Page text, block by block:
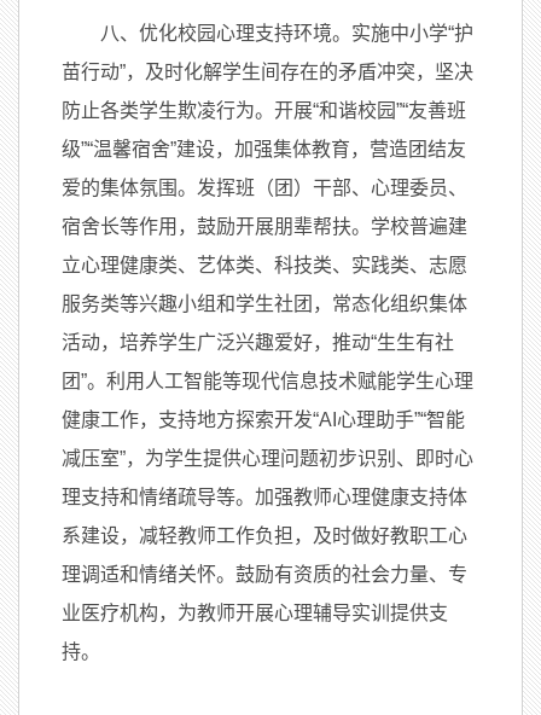
八、优化校园心理支持环境。实施中小学“护
苗行动”，及时化解学生间存在的矛盾冲突，坚决
防止各类学生欺凌行为。开展“和谐校园”“友善班
级”“温馨宿舍”建设，加强集体教育，营造团结友
爱的集体氛围。发挥班（团）干部、心理委员、
宿舍长等作用，鼓励开展朋辈帮扶。学校普遍建
立心理健康类、艺体类、科技类、实践类、志愿
服务类等兴趣小组和学生社团，常态化组织集体
活动，培养学生广泛兴趣爱好，推动“生生有社
团”。利用人工智能等现代信息技术赋能学生心理
健康工作，支持地方探索开发“AI心理助手”“智能
减压室”，为学生提供心理问题初步识别、即时心
理支持和情绪疏导等。加强教师心理健康支持体
系建设，减轻教师工作负担，及时做好教职工心
理调适和情绪关怀。鼓励有资质的社会力量、专
业医疗机构，为教师开展心理辅导实训提供支
持。